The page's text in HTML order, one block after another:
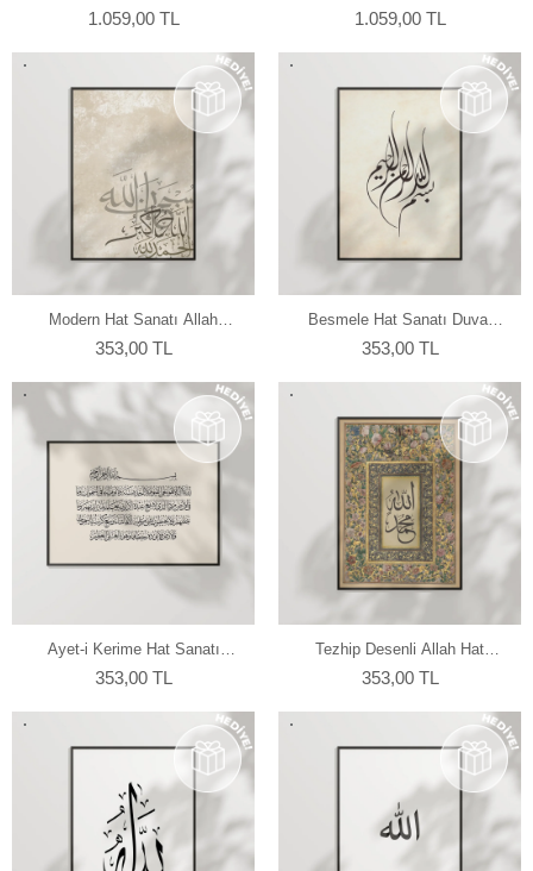
Sübhanallah Minimal 3’lü
Duvar Poster Seti
1.059,00 TL
Sübhanallah Hat Yazılı 3’lü
Duvar Poster Seti
1.059,00 TL
Modern Hat Sanatı Allah
Kaligrafi Duvar Poster
353,00 TL
Besmele Hat Sanatı Duvar
Poster
353,00 TL
Ayet-i Kerime Hat Sanatı
Duvar Poster
353,00 TL
Tezhip Desenli Allah Hat
Sanatı Duvar Poster
353,00 TL